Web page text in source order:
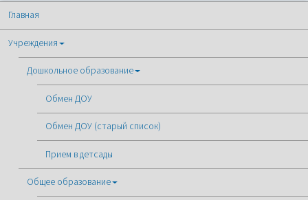
Главная
Учреждения
Дошкольное образование
Обмен ДОУ
Обмен ДОУ (старый список)
Прием в детсады
Общее образование